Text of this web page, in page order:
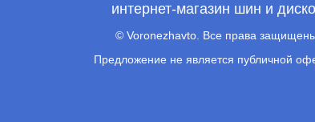
интернет-магазин шин и
© Voronezhavto. Все права
Предложение не является публичной